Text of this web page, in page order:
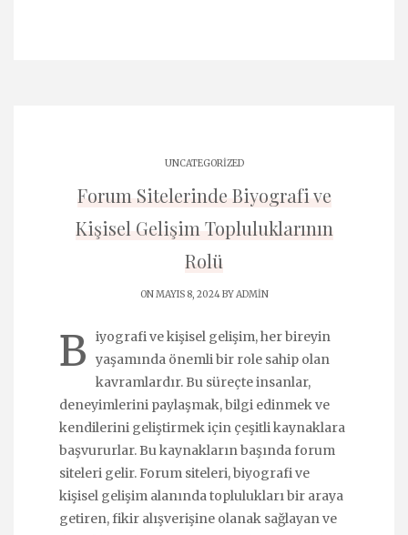
UNCATEGORIZED
Forum Sitelerinde Biyografi ve
Kişisel Gelişim Topluluklarının
Rolü
ON MAYIS 8, 2024 BYADMIN
B
iyografi ve kişisel gelişim, her bireyin
yaşamında önemli bir role sahip olan
kavramlardır. Bu süreçte insanlar,
deneyimlerini paylaşmak, bilgi edinmek ve
kendilerini geliştirmek için çeşitli kaynaklara
başvururlar. Bu kaynakların başında forum
siteleri gelir. Forum siteleri, biyografi ve
kişisel gelişim alanında toplulukları bir araya
getiren, fikir alışverişine olanak sağlayan ve